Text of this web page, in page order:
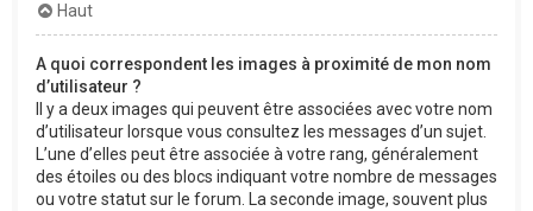
Haut
A quoi correspondent les images à proximité de mon nom
d’utilisateur ?
Il y a deux images qui peuvent être associées avec votre nom
d’utilisateur lorsque vous consultez les messages d’un sujet.
L’une d’elles peut être associée à votre rang, généralement
des étoiles ou des blocs indiquant votre nombre de messages
ou votre statut sur le forum. La seconde image, souvent plus